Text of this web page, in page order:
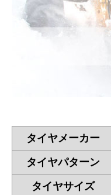
タイヤメーカー
タイヤパターン
タイヤサイズ